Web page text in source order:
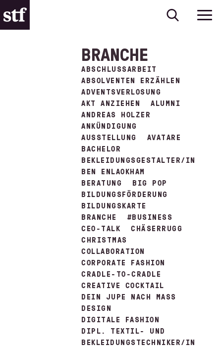
BRANCHE
ABSCHLUSSARBEIT
ABSOLVENTEN ERZÄHLEN
ADVENTSVERLOSUNG
AKT ANZIEHEN
ALUMNI
ANDREAS HOLZER
ANKÜNDIGUNG
AUSSTELLUNG
AVATARE
BACHELOR
BEKLEIDUNGSGESTALTER/IN
BEN ENLAOKHAM
BERATUNG
BIG POP
BILDUNGSFÖRDERUNG
BILDUNGSKARTE
BRANCHE
#BUSINESS
CEO-TALK
CHÄSERRUGG
CHRISTMAS
COLLABORATION
CORPORATE FASHION
CRADLE-TO-CRADLE
CREATIVE COCKTAIL
DEIN JUPE NACH MASS
DESIGN
DIGITALE FASHION
DIPL. TEXTIL- UND
BEKLEIDUNGSTECHNIKER/IN